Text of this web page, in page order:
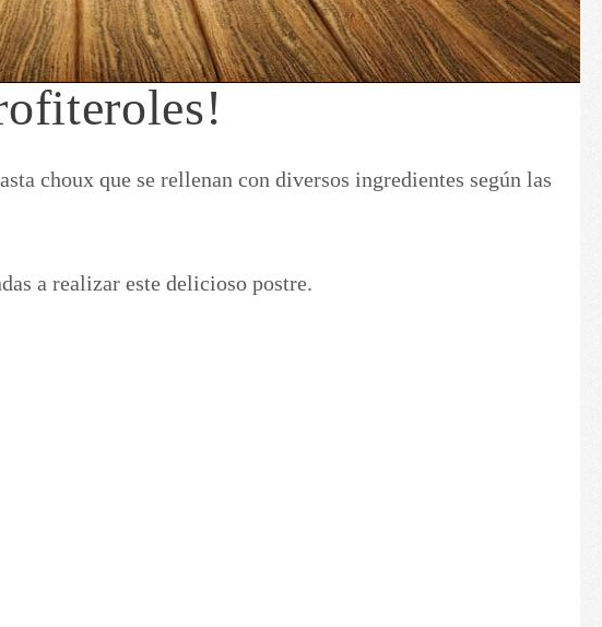
choux que se rellenan con diversos ingredientes según las
a realizar este delicioso postre.